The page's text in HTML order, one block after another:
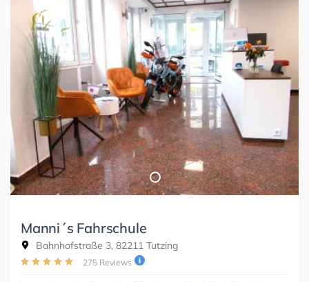
Manni´s Fahrschule
Bahnhofstraße 3, 82211 Tutzing
275 Reviews